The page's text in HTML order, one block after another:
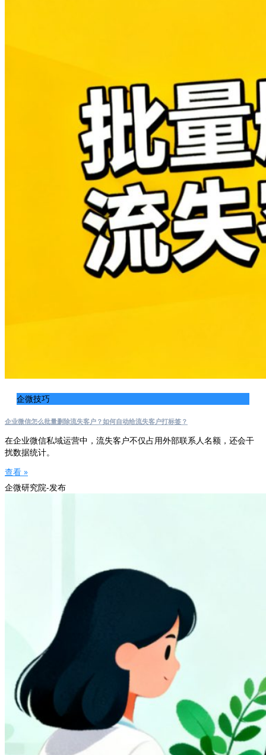
企微技巧
企业微信怎么批量删除流失客户？如何自动给流失客户打标签？
在企业微信私域运营中，流失客户不仅占用外部联系人名额，还会干
扰数据统计。
查看 »
企微研究院-发布